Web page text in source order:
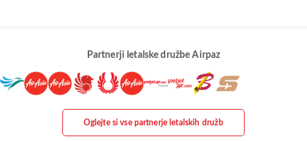
Partnerji letalske družbe Airpaz
Oglejte si vse partnerje letalskih družb